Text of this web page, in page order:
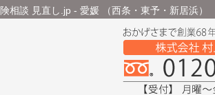
相談 見直し.jp - 愛媛 （西条・東予・新居浜）